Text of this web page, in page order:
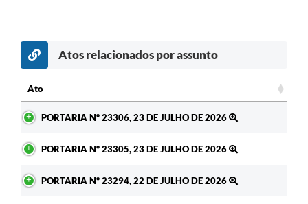
Atos relacionados por assunto
Ato
PORTARIA Nº 23306, 23 DE JULHO DE 2026
PORTARIA Nº 23305, 23 DE JULHO DE 2026
PORTARIA Nº 23294, 22 DE JULHO DE 2026